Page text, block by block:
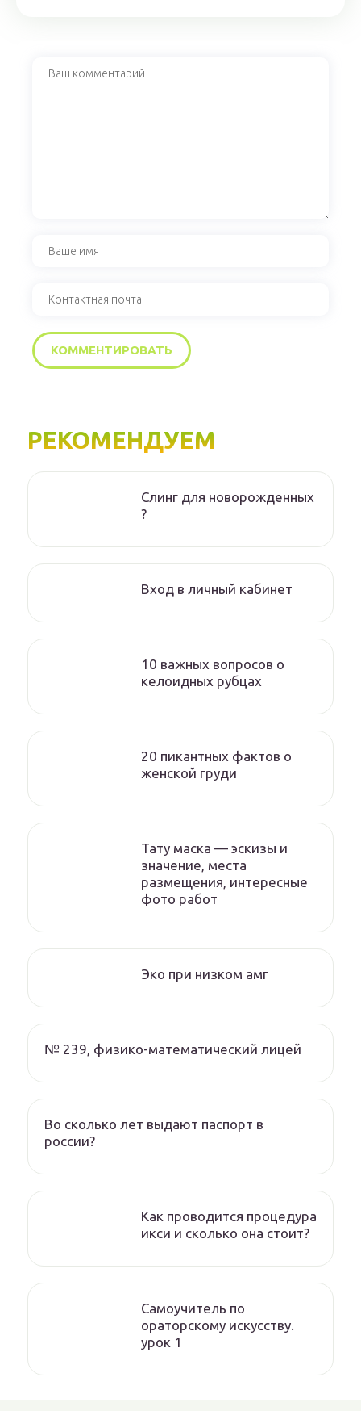
РЕКОМЕНДУЕМ
Слинг для новорожденных
?
Вход в личный кабинет
10 важных вопросов о
келоидных рубцах
20 пикантных фактов о
женской груди
Тату маска — эскизы и
значение, места
размещения, интересные
фото работ
Эко при низком амг
№ 239, физико-математический лицей
Во сколько лет выдают паспорт в
россии?
Как проводится процедура
икси и сколько она стоит?
Самоучитель по
ораторскому искусству.
урок 1